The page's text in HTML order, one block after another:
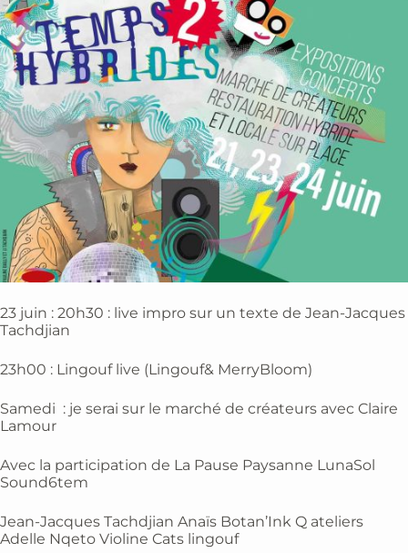
23 juin : 20h30 : live impro sur un texte de Jean-Jacques
Tachdjian
23h00 : Lingouf live (Lingouf& MerryBloom)
Samedi : je serai sur le marché de créateurs avec Claire
Lamour
Avec la participation de La Pause Paysanne LunaSol
Sound6tem
Jean-Jacques Tachdjian Anaïs Botan’Ink Q ateliers
Adelle Nqeto Violine Cats lingouf